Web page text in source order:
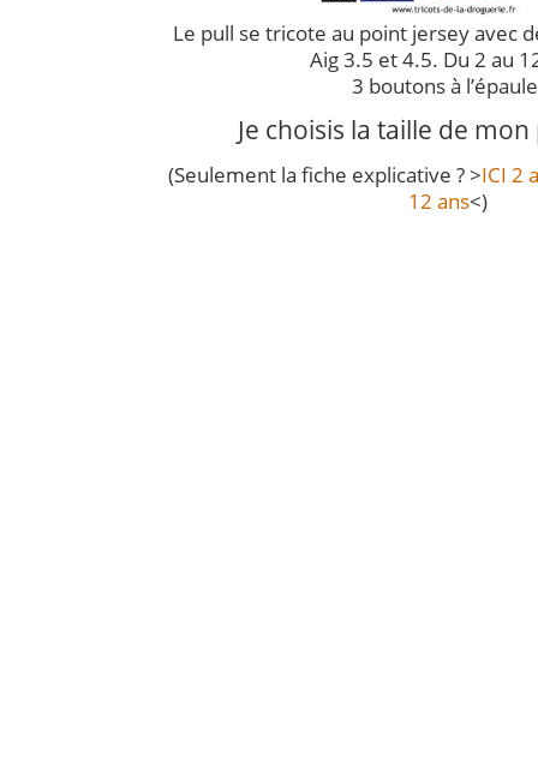
Le pull se tricote au point jersey avec
Aig 3.5 et 4.5. Du 2 au
3 boutons à
Je choisis la taille de
(Seulement la fiche explicative ? >ICI 2
12 ans<)